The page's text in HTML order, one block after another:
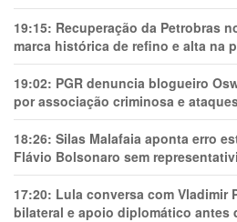
19:15: Recuperação da Petrobras
marca histórica de refino e alta na
19:02: PGR denuncia blogueiro
por associação criminosa e
18:26: Silas Malafaia aponta erro
Flávio Bolsonaro sem
17:20: Lula conversa com Vladimir
bilateral e apoio diplomático antes